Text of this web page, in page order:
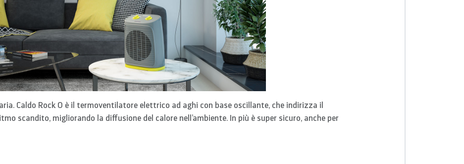
Caldo Rock O è il termoventilatore elettrico ad aghi con base oscillante, che indirizza il
scandito, migliorando la diffusione del calore nell’ambiente. In più è super sicuro, anche per